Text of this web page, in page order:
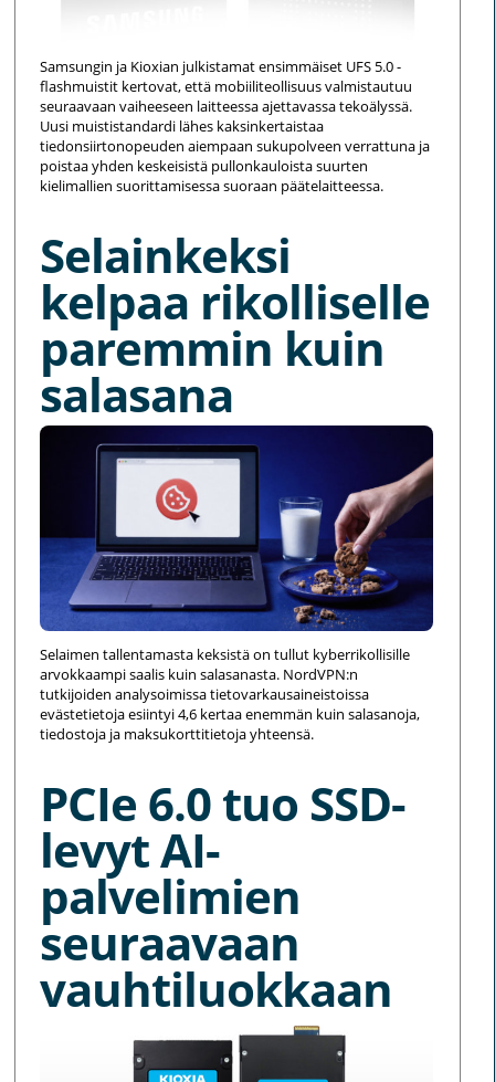
Samsungin ja Kioxian julkistamat ensimmäiset UFS 5.0 -
flashmuistit kertovat, että mobiiliteollisuus valmistautuu
seuraavaan vaiheeseen laitteessa ajettavassa tekoälyssä.
Uusi muististandardi lähes kaksinkertaistaa
tiedonsiirtonopeuden aiempaan sukupolveen verrattuna ja
poistaa yhden keskeisistä pullonkauloista suurten
kielimallien suorittamisessa suoraan päätelaitteessa.
Selainkeksi
kelpaa rikolliselle
paremmin kuin
salasana
Selaimen tallentamasta keksistä on tullut kyberrikollisille
arvokkaampi saalis kuin salasanasta. NordVPN:n
tutkijoiden analysoimissa tietovarkausaineistoissa
evästetietoja esiintyi 4,6 kertaa enemmän kuin salasanoja,
tiedostoja ja maksukorttitietoja yhteensä.
PCIe 6.0 tuo SSD-
levyt AI-
palvelimien
seuraavaan
vauhtiluokkaan